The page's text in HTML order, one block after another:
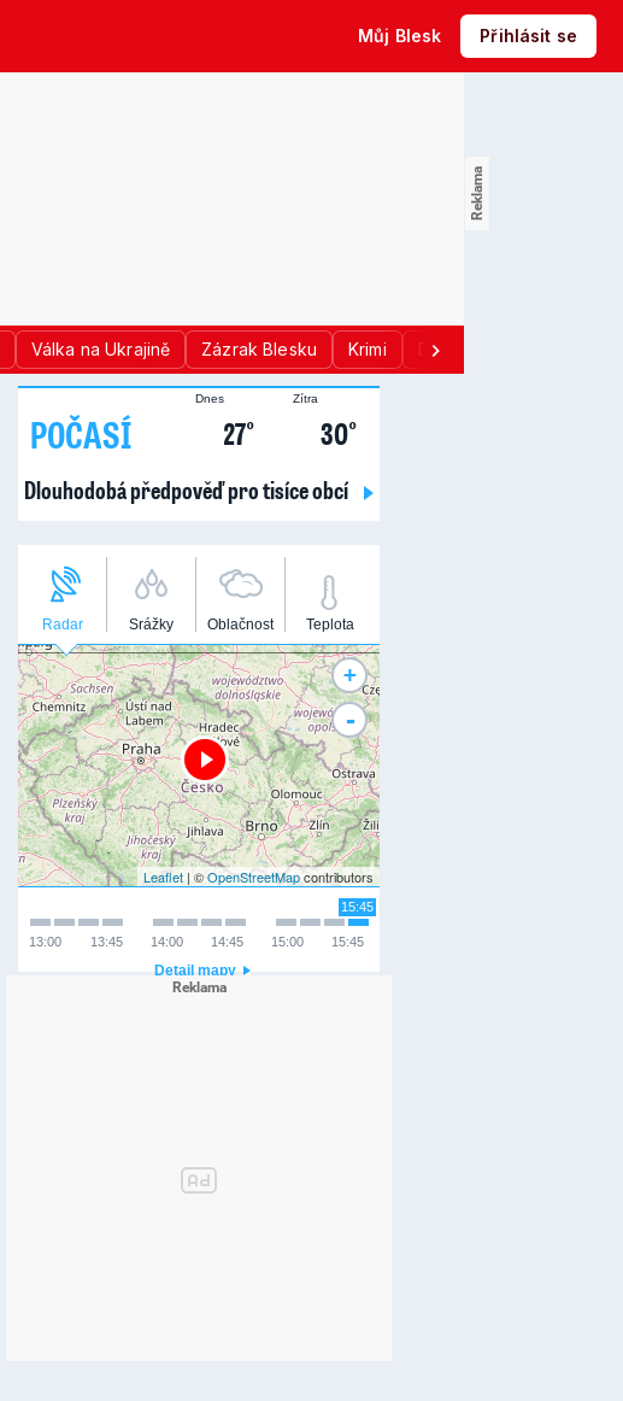
Můj Blesk Přihlásit se
Válka na Ukrajině Zázrak Blesku Krimi Donald Trump
POČASÍ
Dnes
27°
Zítra
30°
Dlouhodobá předpověď pro tisíce obcí
Radar Srážky Oblačnost Teplota
+
-
Leaflet | ©OpenStreetMapcontributors
15:45
15:45
15:00
14:45
14:00
13:45
13:00
Detail mapy